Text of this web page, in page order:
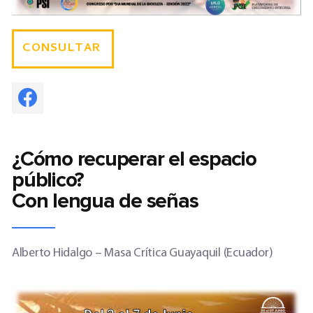
CONSULTAR
¿Cómo recuperar el espacio
público?
Con lengua de señas
Alberto Hidalgo – Masa Crítica Guayaquil (Ecuador)